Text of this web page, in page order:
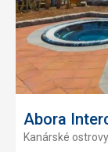
Abora
Kanárské